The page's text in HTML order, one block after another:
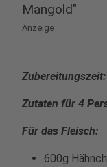
Mangold"
Anzeige
Zutaten für 4
Für das Fleisch:
600g